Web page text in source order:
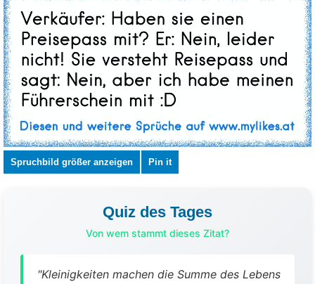
Spruchbild größer anzeigen Pin it
Quiz des Tages
Von wem stammt dieses Zitat?
"Kleinigkeiten machen die Summe des Lebens